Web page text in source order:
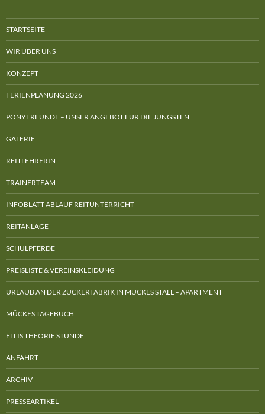
STARTSEITE
WIR ÜBER UNS
KONZEPT
FERIENPLANUNG 2026
PONYFREUNDE – UNSER ANGEBOT FÜR DIE JÜNGSTEN
GALERIE
REITLEHRERIN
TRAINERTEAM
INFOBLATT ABLAUF REITUNTERRICHT
REITANLAGE
SCHULPFERDE
PREISLISTE & VEREINSKLEIDUNG
URLAUB AN DER ZUCKERFABRIK IN MÜCKES STALL – APARTMENT
MÜCKES TAGEBUCH
ELLIS THEORIE STUNDE
ANFAHRT
ARCHIV
PRESSEARTIKEL